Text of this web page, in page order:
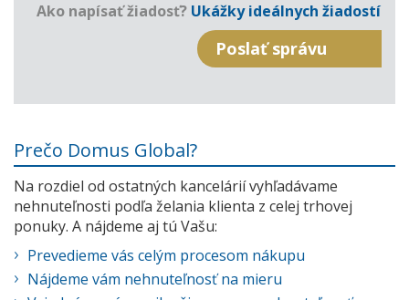
Ako napísať žiadosť? Ukážky ideálnych žiadostí
Prečo Domus Global?
Na rozdiel od ostatných kancelárií vyhľadávame
nehnuteľnosti podľa želania klienta z celej trhovej
ponuky. A nájdeme aj tú Vašu:
Prevedieme vás celým procesom nákupu
Nájdeme vám nehnuteľnosť na mieru